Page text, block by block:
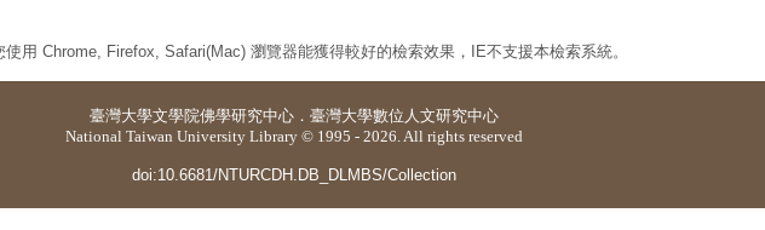
使用 Chrome, Firefox, Safari(Mac) 瀏覽器能獲得較好的檢索效果，IE不支援本檢索系統。
臺灣大學文學院佛學研究中心 ． 臺灣大學數位人文研究中心
National Taiwan University Library © 1995 - 2026. All rights reserved
doi:10.6681/NTURCDH.DB_DLMBS/Collection